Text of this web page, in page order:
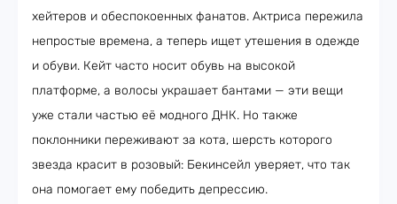
хейтеров и обеспокоенных фанатов. Актриса пережила
непростые времена, а теперь ищет утешения в одежде
и обуви. Кейт часто носит обувь на высокой
платформе, а волосы украшает бантами — эти вещи
уже стали частью её модного ДНК. Но также
поклонники переживают за кота, шерсть которого
звезда красит в розовый: Бекинсейл уверяет, что так
она помогает ему победить депрессию.